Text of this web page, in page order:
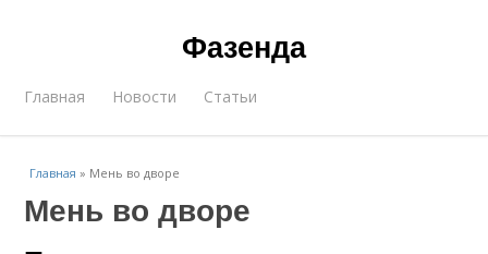
Фазенда
Главная Новости Статьи
Главная » Мень во дворе
Мень во дворе